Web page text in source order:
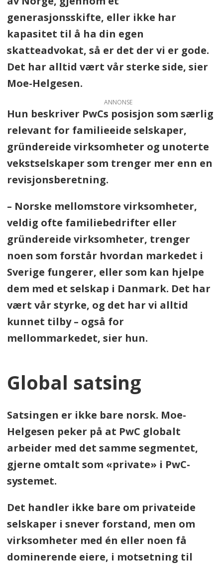
generasjonsskifte, eller ikke har
kapasitet til å ha din egen
skatteadvokat, så er det der vi er gode.
Det har alltid vært vår sterke side, sier
Moe-Helgesen.
ANNONSE
Hun beskriver PwCs posisjon som særlig
relevant for familieeide selskaper,
gründereide virksomheter og unoterte
vekstselskaper som trenger mer enn en
revisjonsberetning.
– Norske mellomstore virksomheter,
veldig ofte familiebedrifter eller
gründereide virksomheter, trenger
noen som forstår hvordan markedet i
Sverige fungerer, eller som kan hjelpe
dem med et selskap i Danmark. Det har
vært vår styrke, og det har vi alltid
kunnet tilby – også for
mellommarkedet, sier hun.
Global satsing
Satsingen er ikke bare norsk. Moe-
Helgesen peker på at PwC globalt
arbeider med det samme segmentet,
gjerne omtalt som «private» i PwC-
systemet.
Det handler ikke bare om privateide
selskaper i snever forstand, men om
virksomheter med én eller noen få
dominerende eiere, i motsetning til